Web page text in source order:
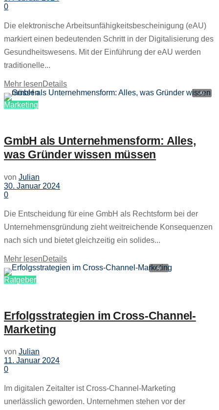
0
Die elektronische Arbeitsunfähigkeitsbescheinigung (eAU)
markiert einen bedeutenden Schritt in der Digitalisierung des
Gesundheitswesens. Mit der Einführung der eAU werden
traditionelle...
Mehr lesenDetails
Marketing
GmbH als Unternehmensform: Alles,
was Gründer wissen müssen
von Julian
30. Januar 2024
0
Die Entscheidung für eine GmbH als Rechtsform bei der
Unternehmensgründung zieht weitreichende Konsequenzen
nach sich und bietet gleichzeitig ein solides...
Mehr lesenDetails
Ratgeber
Erfolgsstrategien im Cross-Channel-
Marketing
von Julian
11. Januar 2024
0
Im digitalen Zeitalter ist Cross-Channel-Marketing
unerlässlich geworden. Unternehmen stehen vor der